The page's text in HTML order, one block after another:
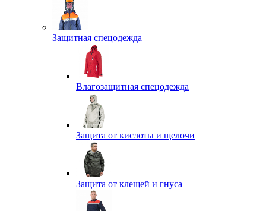
Защитная спецодежда
Влагозащитная спецодежда
Защита от кислоты и щелочи
Защита от клещей и гнуса